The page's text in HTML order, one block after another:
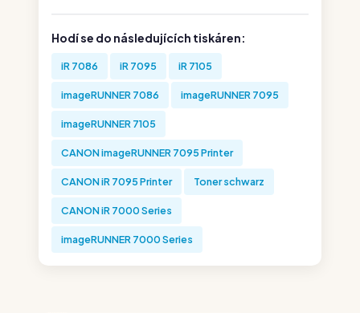
Hodí se do následujících tiskáren:
iR 7086 iR 7095 iR 7105
imageRUNNER 7086 imageRUNNER 7095
imageRUNNER 7105
CANON imageRUNNER 7095 Printer
CANON iR 7095 Printer Toner schwarz
CANON iR 7000 Series
imageRUNNER 7000 Series